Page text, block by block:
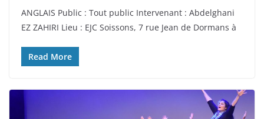
ANGLAIS Public : Tout public Intervenant : Abdelghani
EZ ZAHIRI Lieu : EJC Soissons, 7 rue Jean de Dormans à
Read More